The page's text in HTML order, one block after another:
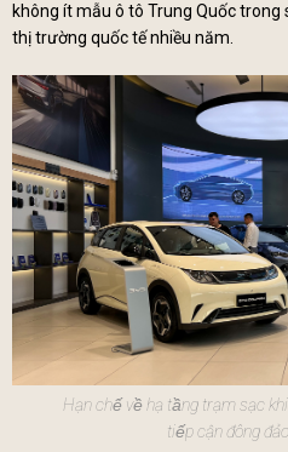
không ít mẫu ô tô Trung Quốc
thị trường quốc tế nhiều năm.
Hạn chế về hạ tầng trạm sạc
tiếp cận đông